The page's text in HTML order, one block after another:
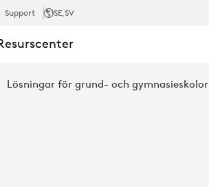
Support SE,SV
Lösningar för grund- och gymnasieskolor